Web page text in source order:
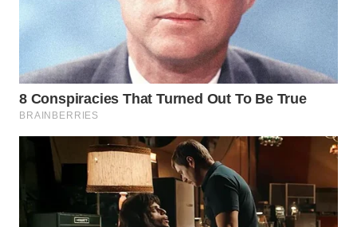
WN
TANGERANG
WN
BINJAI
WN